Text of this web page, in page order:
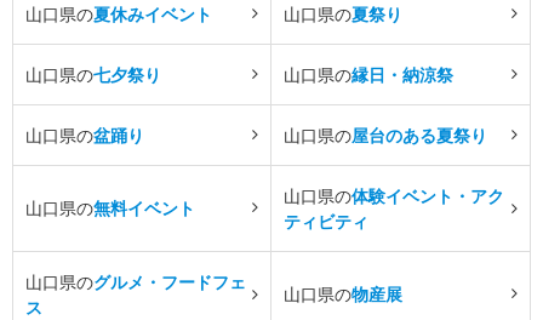
山口県の夏休みイベント 山口県の夏祭り
山口県の七夕祭り 山口県の縁日・納涼祭
山口県の盆踊り 山口県の屋台のある夏祭り
山口県の無料イベント
山口県の体験イベント・アク
ティビティ
山口県のグルメ・フードフェ
ス
山口県の物産展